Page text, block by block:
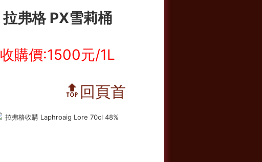
拉弗格 PX雪莉桶
收購價:1500元/1L
🔝回頁首